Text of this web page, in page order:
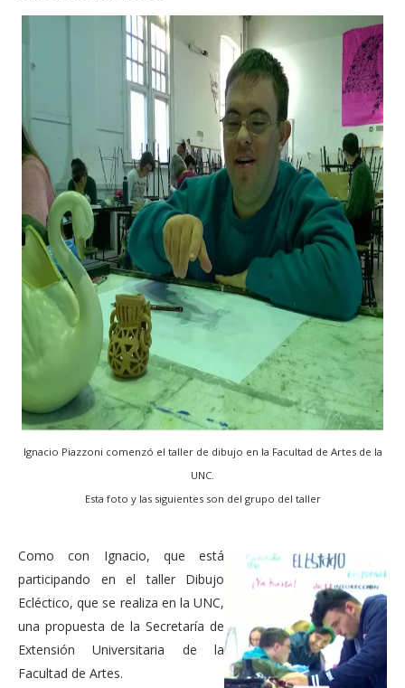
Ignacio Piazzoni comenzó el taller de dibujo en la Facultad de Artes de la
UNC.
Esta foto y las siguientes son del grupo del taller
Como con Ignacio, que está
participando en el taller Dibujo
Ecléctico, que se realiza en la UNC,
una propuesta de la Secretaría de
Extensión Universitaria de la
Facultad de Artes.